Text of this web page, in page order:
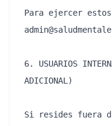
Para ejercer
6. USUARIOS
ADICIONAL)
Si resides fuera